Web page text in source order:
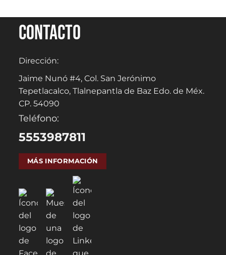
Contacto
Dirección:
Jaime Nunó #4, Col. San Jerónimo
Tepetlacalco, Tlalnepantla de Baz Edo. de Méx.
CP. 54090
Teléfono:
5553987811
MÁS INFORMACIÓN